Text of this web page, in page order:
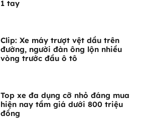
1 tay
Clip: Xe máy trượt vệt dầu trên
đường, người đàn ông lộn nhiều
vòng trước đầu ô tô
Top xe đa dụng cỡ nhỏ đáng mua
hiện nay tầm giá dưới 800 triệu
đồng